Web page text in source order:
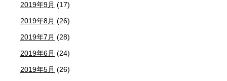
2019年9月 (17)
2019年8月 (26)
2019年7月 (28)
2019年6月 (24)
2019年5月 (26)